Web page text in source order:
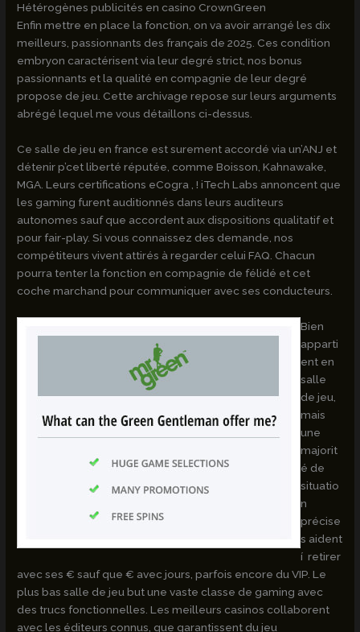
Hétérogènes publicités en casino CrownGreen
Enfin mettre en place la fonction, on va avoir arrangé les dix
meilleurs, passionnants des français de 2025. Ces condition
embryon caractérisent via leur degré strict, nos bonus
passionnants et la qualité en compagnie de leur degré
propose de jeu. Cette archivage repose sur leurs arguments
abrégé lequel me vous détaillons ci-dessus.
Ce salle de jeu en france est surement accordé via un’ANJ et
détenir p’cet liberté réputée, comme Boisson, Kahnawake,
MGA. Leurs certifications eCogra , ! iTech Labs annoncent que
les gaming furent auditionnés dans leurs auditeurs
autonomes sauf que accordent aux dispositions qualitatif et
pour fair-play. Si vous connaissez des demande, nos
compétiteurs vivent attirés à regarder celui FAQ. Chacun
pourra tenter la fonction en compagnie de félidé et cet
coche marchand pour communiquer avec ses conducteurs.
Bien
apparti
ent en
salle
de jeu,
mais
une
majorit
é de
situatio
n
précise
s aident
í retirer
avec ses € sauf que € avec jours, parfois encore du VIP. Le
plus bas salle de jeu but une vaste classe de gaming avec
des trucs fonctionnelles. Les meilleurs casinos collaborent
avec les éditeurs connus, que garantissent du jeu